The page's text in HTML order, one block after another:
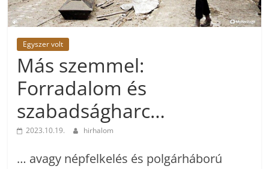
Egyszer volt
Más szemmel:
Forradalom és
szabadságharc…
2023.10.19. hirhalom
… avagy népfelkelés és polgárháború